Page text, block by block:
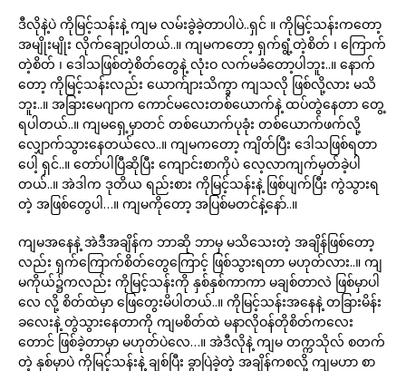
ဒီလိုနဲ့ပဲ ကိုမြင့်သန်းနဲ့ ကျမ လမ်းခွဲခဲ့တာပါပဲ..ရှင် ။ ကိုမြင့်သန်းကတော့
အမျိုးမျိုး လိုက်ချော့ပါတယ်..။ ကျမကတော့ ရှက်ရွံ့တဲ့စိတ် ၊ ကြောက်
တဲ့စိတ် ၊ ဒေါသဖြစ်တဲ့စိတ်တွေနဲ့ လုံးဝ လက်မခံတော့ပါဘူး..။ နောက်
တော့ ကိုမြင့်သန်းလည်း ယောက်ျားသိက္ခာ ကျသလို ဖြစ်လို့လား မသိ
ဘူး..။ အခြားမေဂျာက ကောင်မလေးတစ်ယောက်နဲ့ ထပ်တွဲနေတာ တွေ့
ရပါတယ်..။ ကျမရှေ့မှာတင် တစ်ယောက်ပုခုံး တစ်ယောက်ဖက်လို့
လျှောက်သွားနေတယ်လေ..။ ကျမကတော့ ကျိတ်ပြီး ဒေါသဖြစ်ရတာ
ပေါ့ ရှင်..။ တော်ပါပြီဆိုပြီး ကျောင်းစာကိုပဲ လေ့လာကျက်မှတ်ခဲ့ပါ
တယ်..။ အဲဒါက ဒုတိယ ရည်းစား ကိုမြင့်သန်းနဲ့ ဖြစ်ပျက်ပြီး ကွဲသွားရ
တဲ့ အဖြစ်တွေပါ…။ ကျမကိုတော့ အပြစ်မတင်နဲ့နော်..။
ကျမအနေနဲ့ အဲဒီအချိန်က ဘာဆို ဘာမှ မသိသေးတဲ့ အချိန်ဖြစ်တော့
လည်း ရှက်ကြောက်စိတ်တွေကြောင့် ဖြစ်သွားရတာ မဟုတ်လား..။ ကျ
မကိုယ်၌ကလည်း ကိုမြင့်သန်းကို နှစ်နှစ်ကာကာ မချစ်တာလဲ ဖြစ်မှာပါ
လေ လို့ စိတ်ထဲမှာ ဖြေတွေးမိပါတယ်..။ ကိုမြင့်သန်းအနေနဲ့ တခြားမိန်း
ခလေးနဲ့ တွဲသွားနေတာကို ကျမစိတ်ထဲ မနာလိုဝန်တိုစိတ်ကလေး
တောင် ဖြစ်ခဲ့တာမှာ မဟုတ်ပဲလေ…။ အဲဒီလိုနဲ့ ကျမ တက္ကသိုလ် စတက်
တဲ့ နှစ်မှာပဲ ကိုမြင့်သန်းနဲ့ ချစ်ပြီး ခွာပြဲခဲ့တဲ့ အချိန်ကစလို့ ကျမဟာ စာ